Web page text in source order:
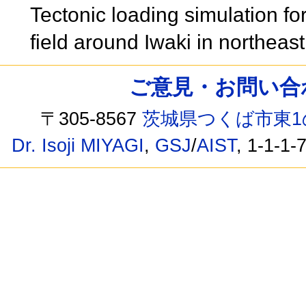
Tectonic loading simulation
field around Iwaki in
ご意見・お問い
〒305-8567茨城県つくば市東
Dr. Isoji MIYAGI, GSJ/AIST, 1-1-1-